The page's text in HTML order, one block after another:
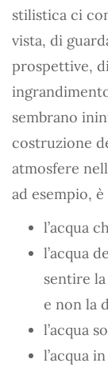
stilistica ci
vista, di
prospettive,
sembrano
costruzione
atmosfere
ad esempio,
l’acqua
l’acqua
sentire
e non la
l’acqua
l’acqua